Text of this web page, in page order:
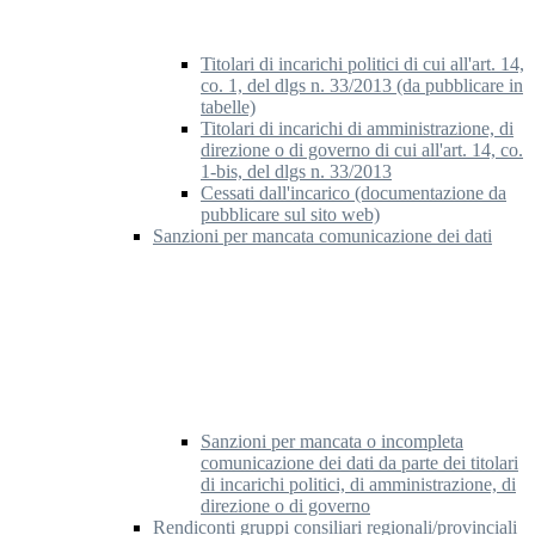
Titolari di incarichi politici di cui all'art. 14,
co. 1, del dlgs n. 33/2013 (da pubblicare in
tabelle)
Titolari di incarichi di amministrazione, di
direzione o di governo di cui all'art. 14, co.
1-bis, del dlgs n. 33/2013
Cessati dall'incarico (documentazione da
pubblicare sul sito web)
Sanzioni per mancata comunicazione dei dati
Sanzioni per mancata o incompleta
comunicazione dei dati da parte dei titolari
di incarichi politici, di amministrazione, di
direzione o di governo
Rendiconti gruppi consiliari regionali/provinciali